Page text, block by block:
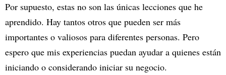
Por supuesto, estas no son las únicas lecciones que he
aprendido. Hay tantos otros que pueden ser más
importantes o valiosos para diferentes personas. Pero
espero que mis experiencias puedan ayudar a quienes están
iniciando o considerando iniciar su negocio.